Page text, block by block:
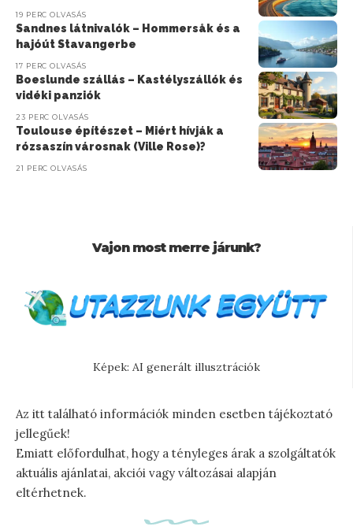
19 PERC OLVASÁS
Sandnes látnivalók – Hommersåk és a
hajóút Stavangerbe
17 PERC OLVASÁS
Boeslunde szállás – Kastélyszállók és
vidéki panziók
23 PERC OLVASÁS
Toulouse építészet – Miért hívják a
rózsaszín városnak (Ville Rose)?
21 PERC OLVASÁS
Vajon most merre járunk?
Képek: AI generált illusztrációk
Az itt található információk minden esetben tájékoztató
jellegűek!
Emiatt előfordulhat, hogy a tényleges árak a szolgáltatók
aktuális ajánlatai, akciói vagy változásai alapján
eltérhetnek.